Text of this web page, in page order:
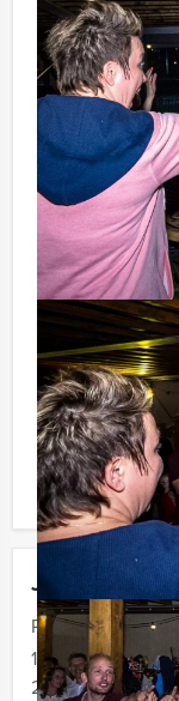
Jouw uitje
Prijs :
12 - 19 personen
20 - 29 personen
Meezingen,
allemaal
Bezorgkosten
Hengelo € 100,-
Tip:
Niet telkens uw
te rekenen?
BTW) kunt u
waarbij u
huiswijn, koffie
voor
Komt u niet aan
bereid bent
ook gewoon